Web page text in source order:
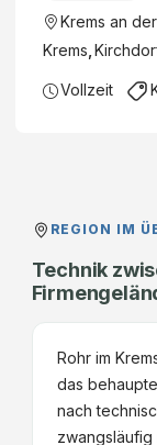
Krems an
Krems
Vollzeit
REGION IM
Technik
Rohr im
das
nach
zwangsläufig